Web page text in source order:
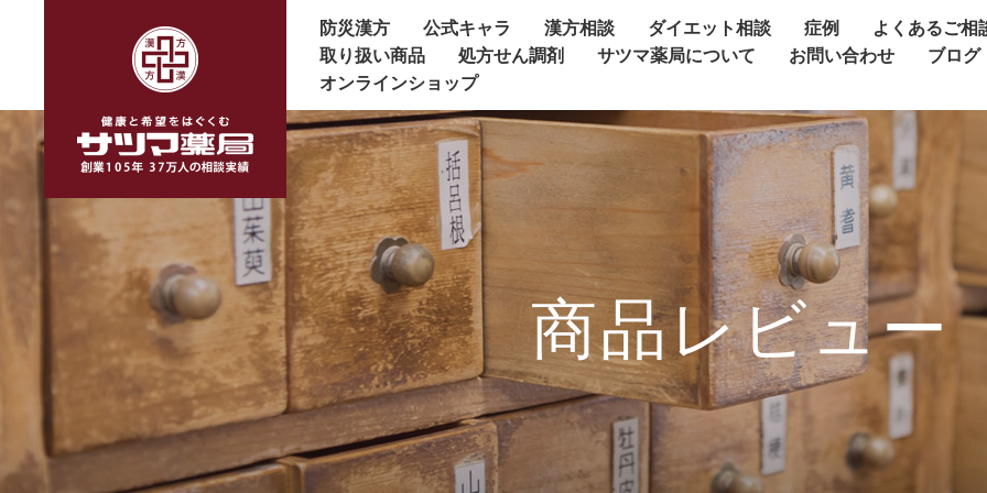
防災漢方 公式キャラ 漢方相談 ダイエット相談 症例
よくあるご相
取り扱い商品
処方せん調剤 サツマ薬局について お問い合わせ
ブログ
オンラインショップ
商品レビュー